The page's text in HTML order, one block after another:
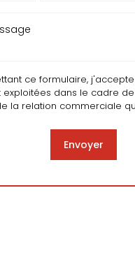
ce formulaire,
exploitées dans le cadre
la relation commerciale